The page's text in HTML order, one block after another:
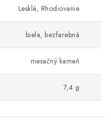
Lesklá, Rhodiovanie
biela, bezfarebná
mesačný kameň
7,4 g